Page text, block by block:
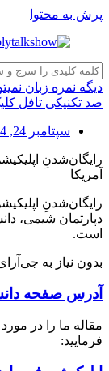
پرش به محتوا
دیگه نمره زبان
صد تکنیکی تافل
سپتامبر 24, 2024
رایگان‌شدنِ
آمریکا
رایگان‌شدنِ
دپارتمان شیمی،
است.
بدون نیاز به
آدرس صفحه
مقاله ما را در
فرمایید: